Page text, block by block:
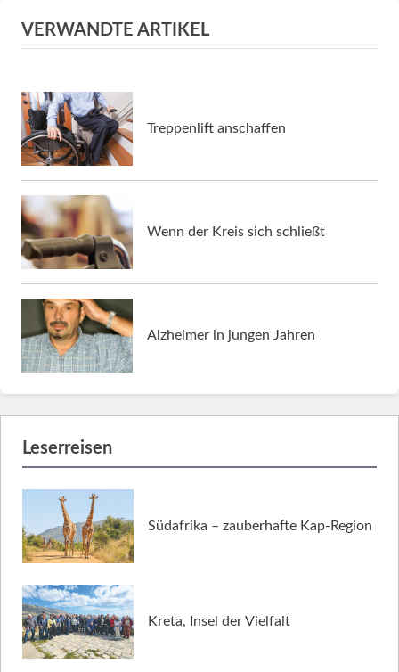
VERWANDTE ARTIKEL
Treppenlift anschaffen
Wenn der Kreis sich schließt
Alzheimer in jungen Jahren
Leserreisen
Südafrika – zauberhafte Kap-Region
Kreta, Insel der Vielfalt